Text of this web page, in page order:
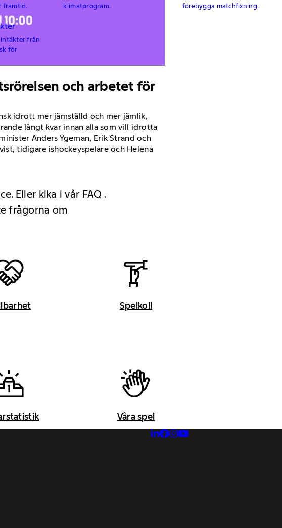
framtid.
klimatprogram.
förebygga matchfixning.
från
för
och arbetet för
idrott mer jämställd och mer jämlik,
långt kvar innan alla som vill idrotta
Anders Ygeman, Erik Strand och
tidigare ishockeyspelare och Helena
Eller kika i vår FAQ .
frågorna om
Spelkoll
Våra spel